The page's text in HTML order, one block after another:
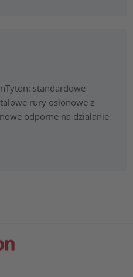
standardowe
rury osłonowe z
odporne na działanie